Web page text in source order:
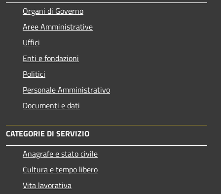
Organi di Governo
Aree Amministrative
Uffici
Enti e fondazioni
Politici
Personale Amministrativo
Documenti e dati
CATEGORIE DI SERVIZIO
Anagrafe e stato civile
Cultura e tempo libero
Vita lavorativa